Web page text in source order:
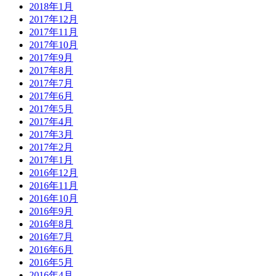
2018年1月
2017年12月
2017年11月
2017年10月
2017年9月
2017年8月
2017年7月
2017年6月
2017年5月
2017年4月
2017年3月
2017年2月
2017年1月
2016年12月
2016年11月
2016年10月
2016年9月
2016年8月
2016年7月
2016年6月
2016年5月